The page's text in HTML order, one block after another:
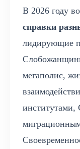
В 2026 году
справки
лидирующие
мегаполис,